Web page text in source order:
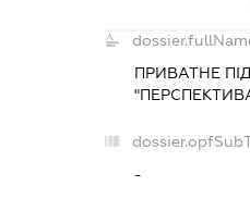
ПРИВАТНЕ
-